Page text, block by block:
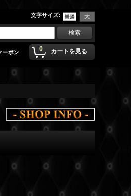
文字サイズ:
0 カートを見る
ーポン